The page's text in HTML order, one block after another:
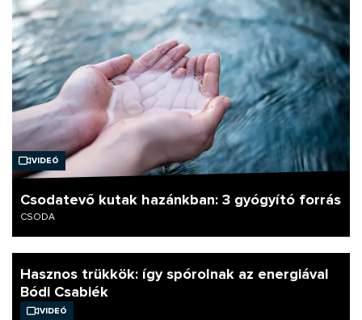
Videó
Csodatevő kutak hazánkban: 3 gyógyító forrás
CSODA
Hasznos trükkök: így spórolnak az energiával
Bódi Csabiék
Videó